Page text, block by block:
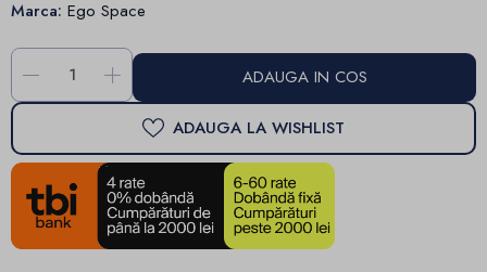
Marca: Ego Space
- + ADAUGA IN COS
ADAUGA LA WISHLIST